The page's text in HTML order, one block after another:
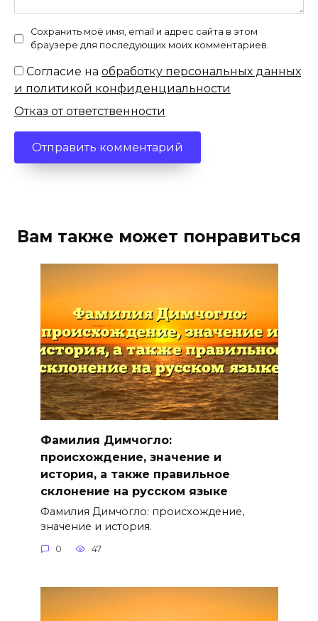
Сохранить моё имя, email и адрес сайта в этом
браузере для последующих моих комментариев.
Согласие на обработку персональных данных
и политикой конфиденциальности
Отказ от ответственности
Вам также может понравиться
Фамилия Димчогло:
происхождение, значение и
история, а также правильное
склонение на русском языке
Фамилия Димчогло: происхождение,
значение и история.
0 47